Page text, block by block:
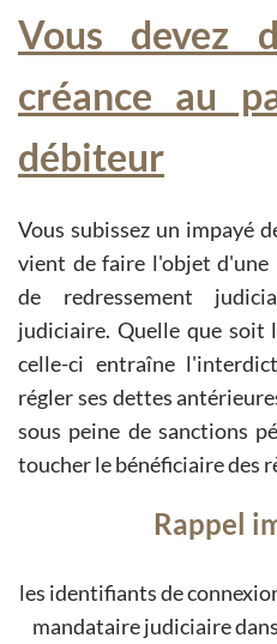
Vous devez
créance au
débiteur
Vous subissez un impayé
vient de faire l'objet d'une procédure de sauvegarde,
de redressement judiciaire ou de liquidation
judiciaire. Quelle que soit la nature
celle-ci entraîne
régler ses dettes
sous peine de sanctions pénales pouvant également
Rappel
les identifiants de
mandataire judiciaire